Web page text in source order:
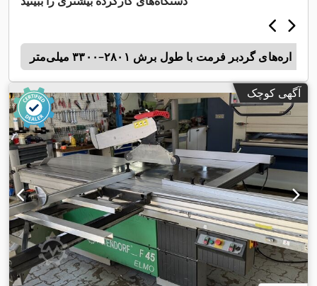
اره‌های گردبر فرمت با طول برش ۲۸۰۱–۳۳۰۰ میلی‌متر
آگهی کوچک